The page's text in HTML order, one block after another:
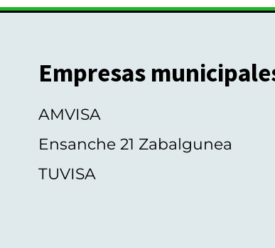
Empresas
AMVISA
Ensanche 21 Zabalgunea
TUVISA